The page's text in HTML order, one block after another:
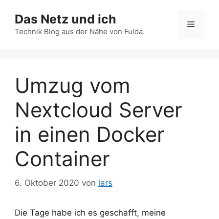
Inhalt
springen
Das Netz und ich
Technik Blog aus der Nähe von Fulda.
Menü
Umzug vom
Nextcloud Server
in einen Docker
Container
6. Oktober 2020 von lars
Die Tage habe ich es geschafft, meine